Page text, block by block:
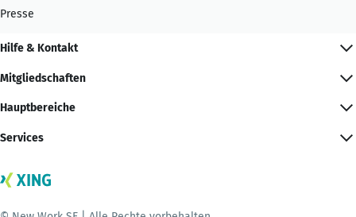
Presse
Hilfe & Kontakt
Mitgliedschaften
Hauptbereiche
Services